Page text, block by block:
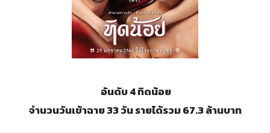
อันดับ 4 ทิดน้อย
จำนวนวันเข้าฉาย 33 วัน รายได้รวม 67.3 ล้านบาท